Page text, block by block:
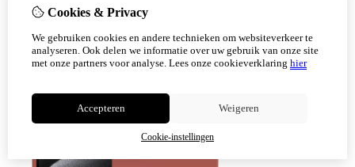
Cookies & Privacy
We gebruiken cookies en andere technieken om websiteverkeer te
analyseren. Ook delen we informatie over uw gebruik van onze site
met onze partners voor analyse. Lees onze cookieverklaring hier
Accepteren Weigeren
Cookie-instellingen